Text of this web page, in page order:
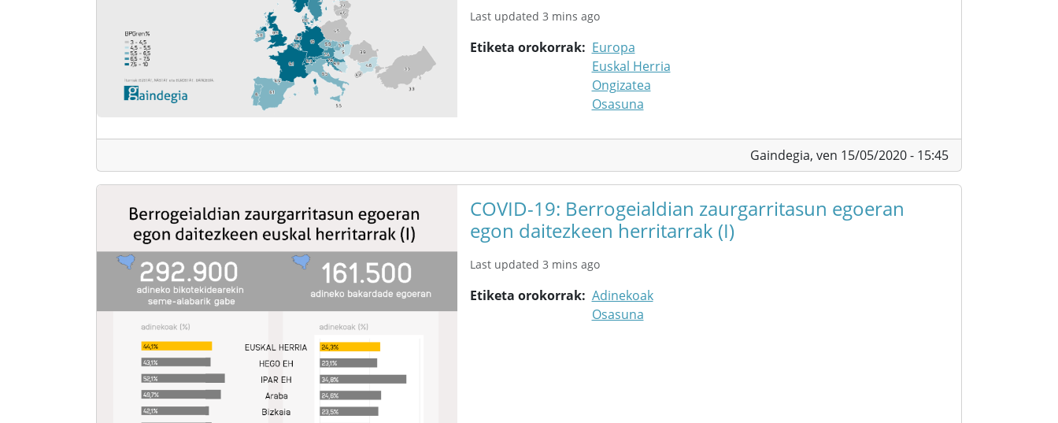
Last updated 3 mins ago
Etiketa orokorrak
Europa
Euskal Herria
Ongizatea
Osasuna
Gaindegia, ven 15/05/2020 - 15:45
COVID-19: Berrogeialdian zaurgarritasun egoeran
egon daitezkeen herritarrak (I)
Last updated 3 mins ago
Etiketa orokorrak
Adinekoak
Osasuna